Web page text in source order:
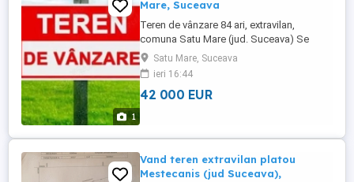
1
Mare, Suceava
Teren de vânzare 84 ari, extravilan,
comuna Satu Mare (jud. Suceava) Se
vinde teren extravilan cu suprafața de 84
ari situat în comuna Satu Mare, județul
Suceava. Mai multe informații la telefon: .
Satu Mare, Suceava
ieri 16:44
42 000 EUR
Vand teren extravilan platou
Mestecanis (jud Suceava),